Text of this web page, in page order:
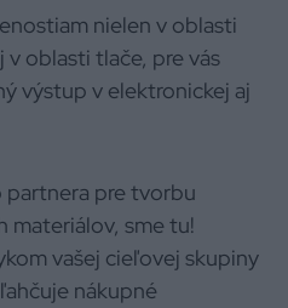
nielen v oblasti
v oblasti tlače, pre vás
výstup v elektronickej aj
pre tvorbu
materiálov, sme tu!
vašej cieľovej skupiny
nákupné